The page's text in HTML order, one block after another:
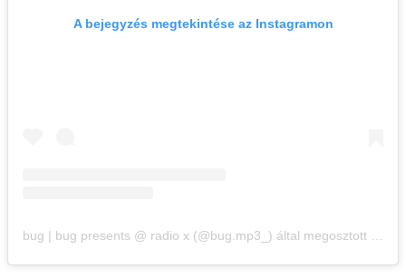
A bejegyzés megtekintése az Instagramon